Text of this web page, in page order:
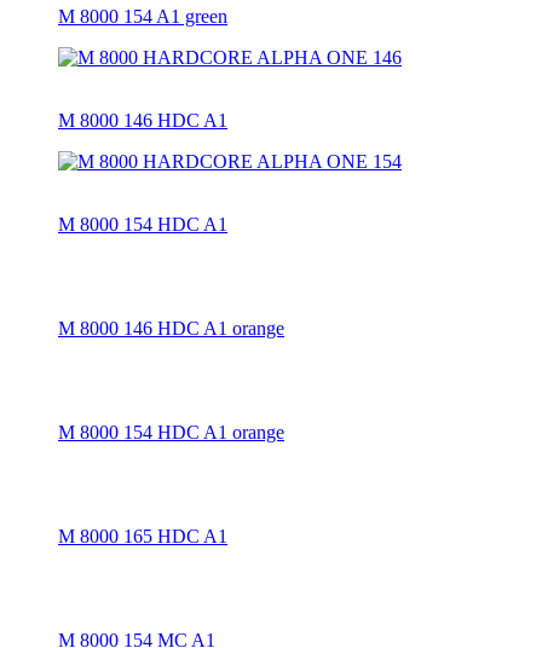
M 8000 154 A1 green
M 8000 146 HDC A1
M 8000 154 HDC A1
M 8000 146 HDC A1 orange
M 8000 154 HDC A1 orange
M 8000 165 HDC A1
M 8000 154 MC A1